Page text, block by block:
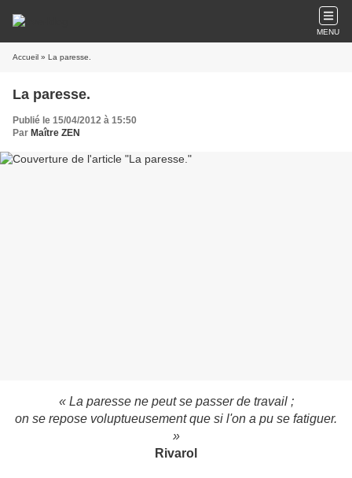
MENU
Accueil » La paresse.
La paresse.
Publié le 15/04/2012 à 15:50
Par Maître ZEN
« La paresse ne peut se passer de travail ;
on se repose voluptueusement que si l'on a pu se fatiguer.
»
Rivarol